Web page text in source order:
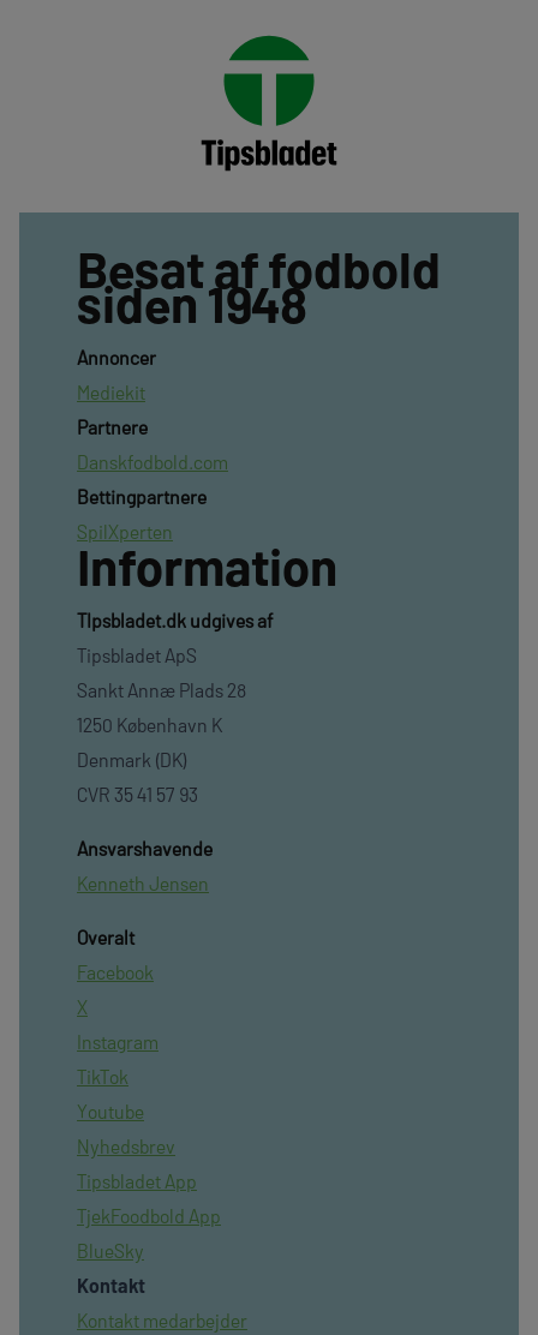
Besat af fodbold
siden 1948
Annoncer
Mediekit
Partnere
Danskfodbold.com
Bettingpartnere
SpilXperten
Information
TIpsbladet.dk udgives af
Tipsbladet ApS
Sankt Annæ Plads 28
1250 København K
Denmark (DK)
CVR 35 41 57 93
Ansvarshavende
Kenneth Jensen
Overalt
Facebook
X
Instagram
TikTok
Youtube
Nyhedsbrev
Tipsbladet App
TjekFoodbold App
BlueSky
Kontakt
Kontakt medarbejder